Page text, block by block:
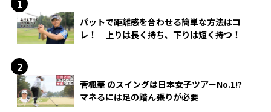
パットで距離感を合わせる簡単な方法はコ
レ！ 上りは長く持ち、下りは短く持つ！
菅楓華 のスイングは日本女子ツアーNo.1!?
マネるには足の踏ん張りが必要